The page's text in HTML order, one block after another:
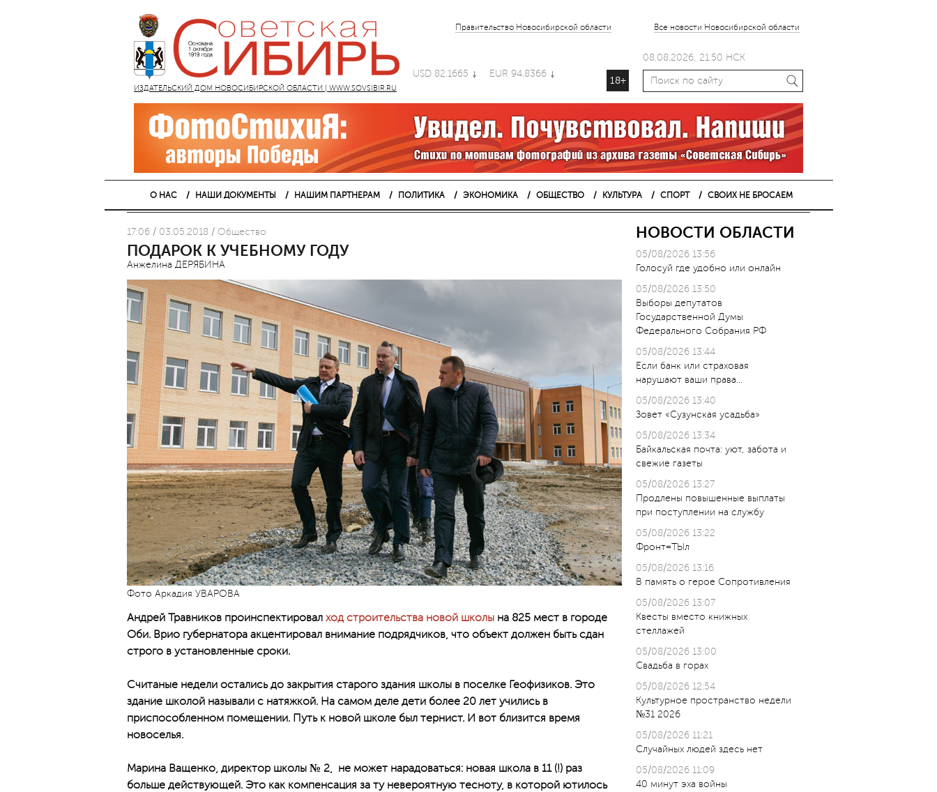
ИЗДАТЕЛЬСКИЙ ДОМ НОВОСИБИРСКОЙ ОБЛАСТИ | WWW.SOVSIBIR.RU
Правительство Новосибирской области Все новости Новосибирской области
USD 82.1665 EUR 94.8366
18+
08.08.2026, 21.50 НСК
О НАС НАШИ ДОКУМЕНТЫ НАШИМ ПАРТНЕРАМ ПОЛИТИКА ЭКОНОМИКА ОБЩЕСТВО КУЛЬТУРА СПОРТ СВОИХ НЕ БРОСАЕМ
17:06 / 03.05.2018 / Общество
ПОДАРОК К УЧЕБНОМУ ГОДУ
Анжелина ДЕРЯБИНА
Фото Аркадия УВАРОВА
Андрей Травников проинспектировал ход строительства новой школы на 825 мест в городе
Оби. Врио губерна­тора акцентировал внимание подрядчиков, что объект должен быть сдан
строго в установленные сроки.
Считаные недели остались до закрытия старого здания школы в поселке Геофизиков. Это
здание школой называли с натяжкой. На самом деле дети более 20 лет учились в
приспособленном помещении. Путь к новой школе был тернист. И вот близится время
новоселья.
Марина Ващенко, директор школы № 2, не может нарадоваться: новая школа в 11 (!) раз
больше действующей. Это как компенсация за ту невероятную тесноту, в которой ютилось
НОВОСТИ ОБЛАСТИ
05/08/2026 13:56
Голосуй где удобно или онлайн
05/08/2026 13:50
Выборы депутатов
Государственной Думы
Федерального Собрания РФ
05/08/2026 13:44
Если банк или страховая
нарушают ваши права…
05/08/2026 13:40
Зовет «Сузунская усадьба»
05/08/2026 13:34
Байкальская почта: уют, забота и
свежие газеты
05/08/2026 13:27
Продлены повышенные выплаты
при поступлении на службу
05/08/2026 13:22
Фронт=ТЫл
05/08/2026 13:16
В память о герое Сопротивления
05/08/2026 13:07
Квесты вместо книжных
стеллажей
05/08/2026 13:00
Свадьба в горах
05/08/2026 12:54
Культурное пространство недели
№31 2026
05/08/2026 11:21
Случайных людей здесь нет
05/08/2026 11:09
40 минут эха войны